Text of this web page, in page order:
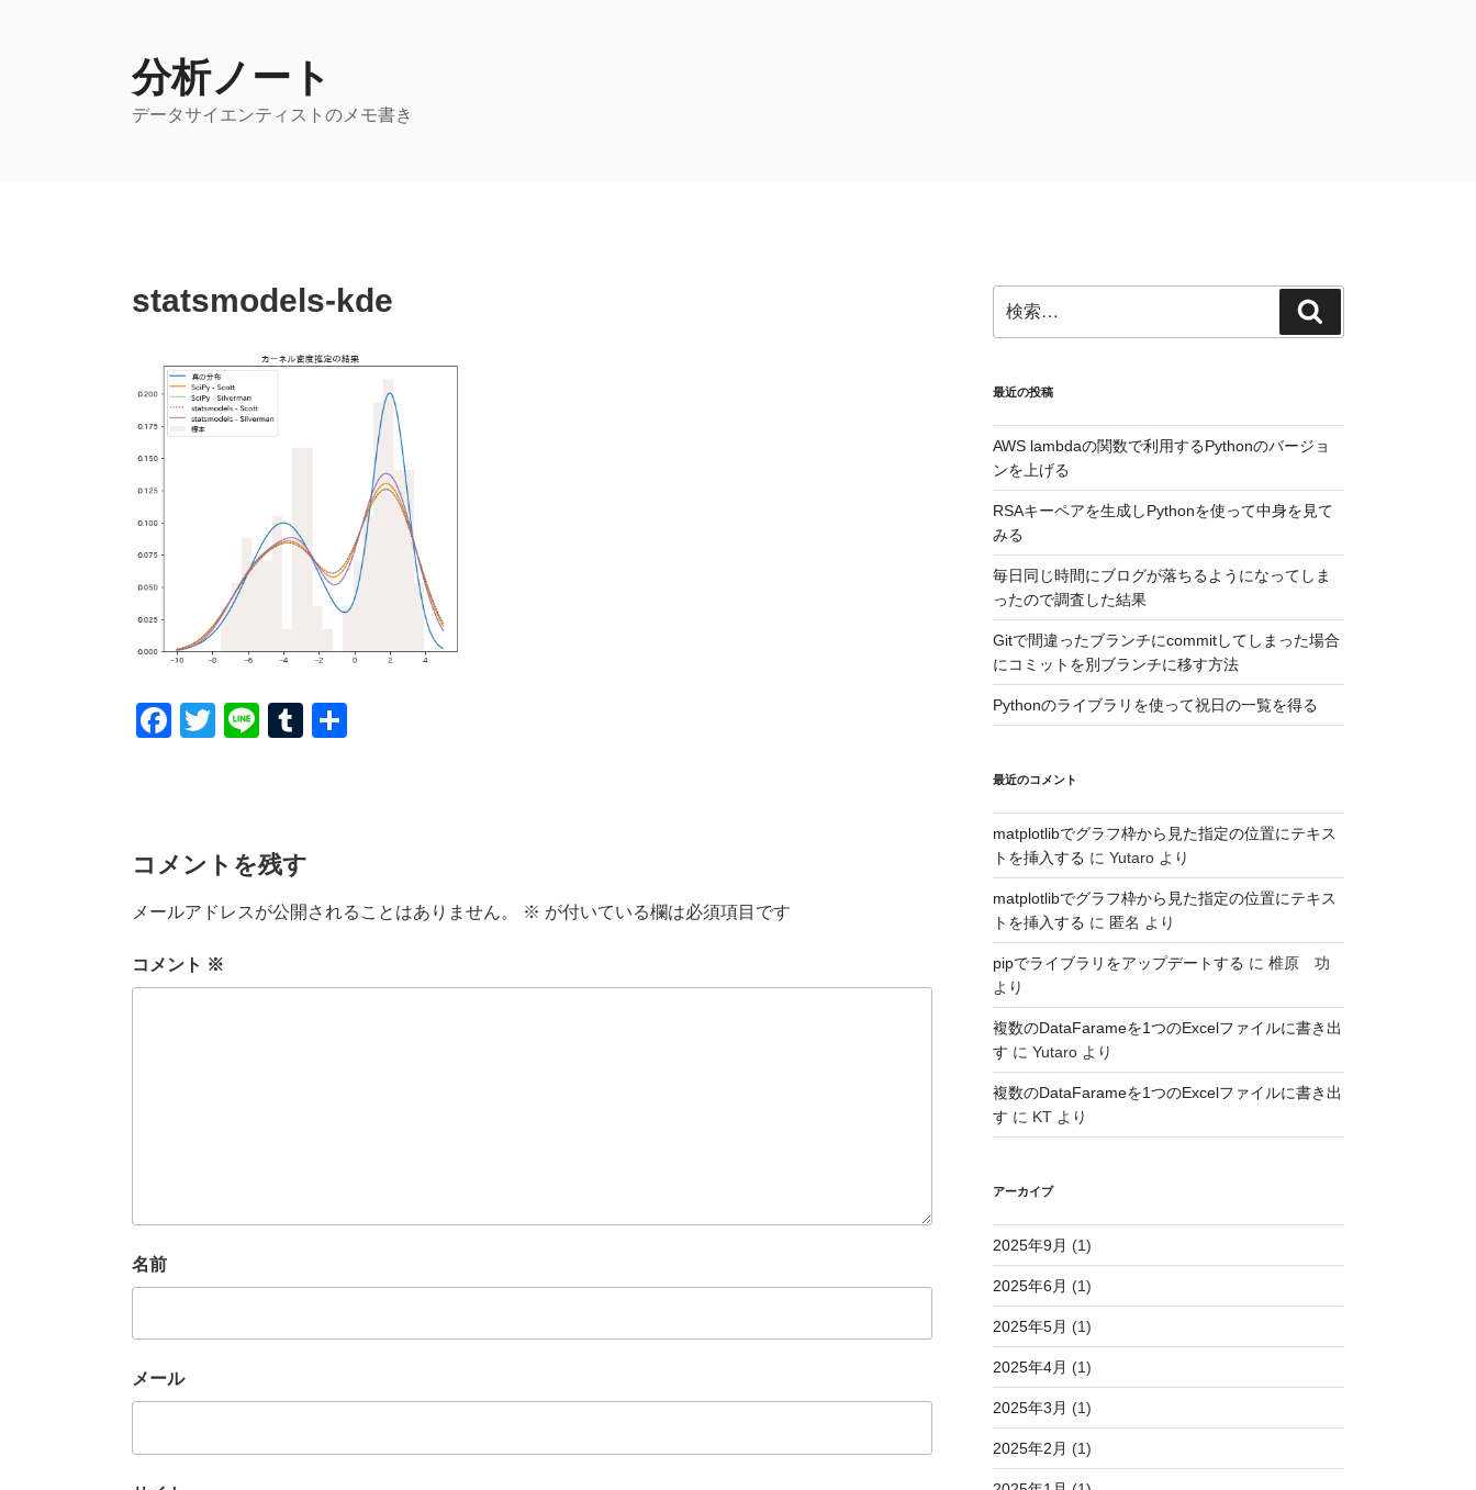
分析ノート
データサイエンティストのメモ書き
statsmodels-kde
F
b
o
o
k
T
Li
T
r
コメントを残す
メールアドレスが公開されることはありません。 ※ が付いている欄は必須項目です
コメント ※
名前
メール
索:
索
最近の投稿
AWS lambdaの関数で利用するPythonのバージョ
ンを上げる
RSAキーペアを生成しPythonを使って中身を見て
みる
毎日同じ時間にブログが落ちるようになってしま
ったので調査した結果
Gitで間違ったブランチにcommitしてしまった場合
にコミットを別ブランチに移す方法
Pythonのライブラリを使って祝日の一覧を得る
最近のコメント
matplotlibでグラフ枠から見た指定の位置にテキス
トを挿入する に Yutaroより
matplotlibでグラフ枠から見た指定の位置にテキス
トを挿入する に 匿名 より
pipでライブラリをアップデートする に 椎原 功
より
複数のDataFarameを1つのExcelファイルに書き出
す に Yutaroより
複数のDataFarameを1つのExcelファイルに書き出
す に KTより
アーカイブ
2025年9月 (1)
2025年6月 (1)
2025年5月 (1)
2025年4月 (1)
2025年3月 (1)
2025年2月 (1)